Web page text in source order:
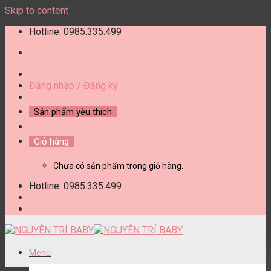
Skip to content
Hotline: 0985.335.499
Đăng nhập / Đăng ký
Sản phẩm yêu thích
Giỏ hàng
Chưa có sản phẩm trong giỏ hàng.
Hotline: 0985.335.499
Menu